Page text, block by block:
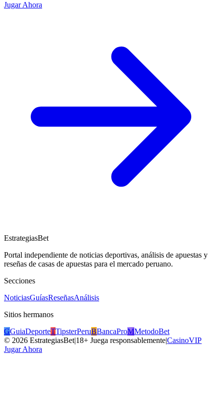
Jugar Ahora
EstrategiasBet
Portal independiente de noticias deportivas, análisis de apuestas y
reseñas de casas de apuestas para el mercado peruano.
Secciones
NoticiasGuíasReseñasAnálisis
Sitios hermanos
GGuiaDeporteTTipsterPeruBBancaProMMetodoBet
© 2026 EstrategiasBet|18+ Juega responsablemente|CasinoVIP
Jugar Ahora